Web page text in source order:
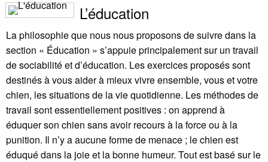
L’éducation
La philosophie que nous nous proposons de suivre dans la
section « Éducation » s’appuie principalement sur un travail
de sociabilité et d’éducation. Les exercices proposés sont
destinés à vous aider à mieux vivre ensemble, vous et votre
chien, les situations de la vie quotidienne. Les méthodes de
travail sont essentiellement positives : on apprend à
éduquer son chien sans avoir recours à la force ou à la
punition. Il n’y a aucune forme de menace ; le chien est
éduqué dans la joie et la bonne humeur. Tout est basé sur le